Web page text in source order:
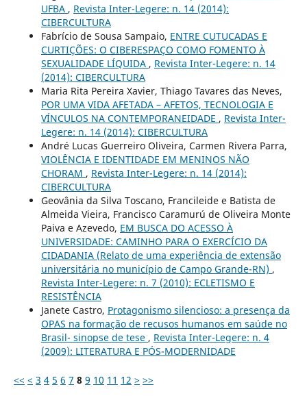
UFBA , Revista Inter-Legere: n. 14 (2014):
CIBERCULTURA
Fabrício de Sousa Sampaio, ENTRE CUTUCADAS E
CURTIÇÕES: O CIBERESPAÇO COMO FOMENTO À
SEXUALIDADE LÍQUIDA , Revista Inter-Legere: n. 14
(2014): CIBERCULTURA
Maria Rita Pereira Xavier, Thiago Tavares das Neves,
POR UMA VIDA AFETADA – AFETOS, TECNOLOGIA E
VÍNCULOS NA CONTEMPORANEIDADE , Revista Inter-
Legere: n. 14 (2014): CIBERCULTURA
André Lucas Guerreiro Oliveira, Carmen Rivera Parra,
VIOLÊNCIA E IDENTIDADE EM MENINOS NÃO
CHORAM , Revista Inter-Legere: n. 14 (2014):
CIBERCULTURA
Geovânia da Silva Toscano, Francileide e Batista de
Almeida Vieira, Francisco Caramurú de Oliveira Monte
Paiva e Azevedo, EM BUSCA DO ACESSO À
UNIVERSIDADE: CAMINHO PARA O EXERCÍCIO DA
CIDADANIA (Relato de uma experiência de extensão
universitária no município de Campo Grande-RN) ,
Revista Inter-Legere: n. 7 (2010): ECLETISMO E
RESISTÊNCIA
Janete Castro, Protagonismo silencioso: a presença da
OPAS na formação de recusos humanos em saúde no
Brasil- sinopse de tese , Revista Inter-Legere: n. 4
(2009): LITERATURA E PÓS-MODERNIDADE
<< < 3 4 5 6 7 8 9 10 11 12 > >>